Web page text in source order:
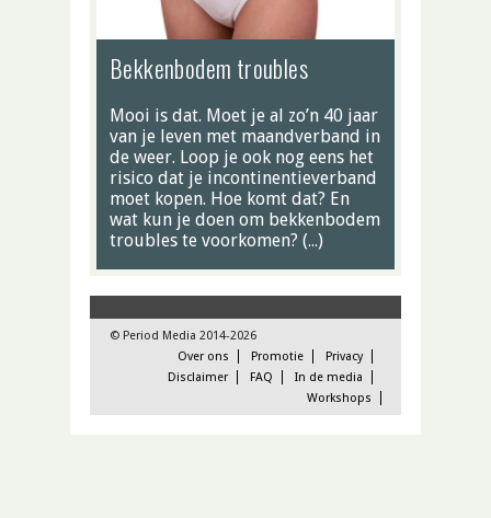
Bekkenbodem troubles
Mooi is dat. Moet je al zo’n 40 jaar
van je leven met maandverband in
de weer. Loop je ook nog eens het
risico dat je incontinentieverband
moet kopen. Hoe komt dat? En
wat kun je doen om bekkenbodem
troubles te voorkomen? (…)
© Period Media 2014-2026
Over ons
Promotie
Privacy
Disclaimer
FAQ
In de media
Workshops